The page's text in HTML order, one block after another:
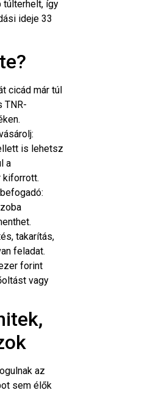
túlterhelt, így
ideje 33
cicád már túl
TNR-
is lehetsz
a
kiforrott.
takarítás,
feladat.
forint
vagy
az
sem élők